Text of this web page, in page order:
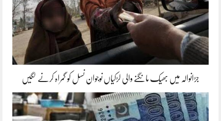
جڑانوالہ میں بھیک مانگنے والی لڑکیاں نوجوان نسل کو گمراہ کرنے لگیں